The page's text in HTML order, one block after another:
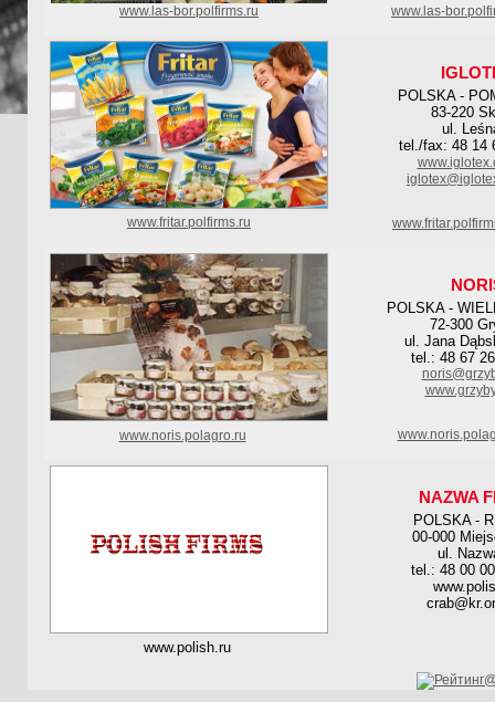
www.las-bor.polfirms.ru www.las-
POLSKA -
83-220
ul.
tel./fax: 48 14
www.fritar.polfirms.ru
POLSKA -
72-300
ul. Jana
tel.: 48 67
www.noris.polagro.ru
NAZWA
POLSKA -
00-000
ul.
tel.: 48 00
www.polish.ru